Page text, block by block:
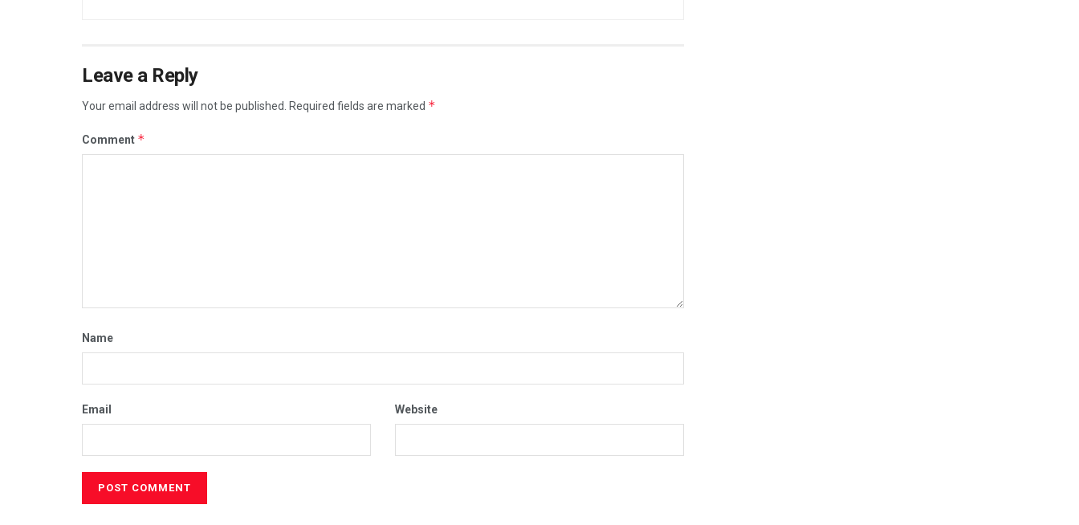
Leave a Reply
Your email address will not be published. Required fields are marked *
Comment *
Name
Email Website